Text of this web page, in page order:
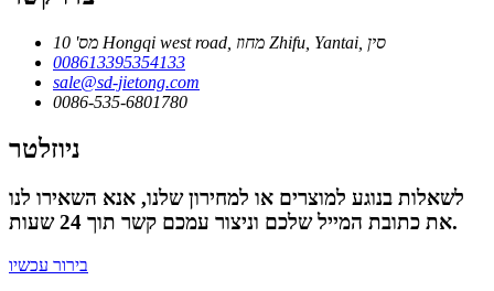
מס' 10 Hongqi west road, מחוז Zhifu, Yantai, סין
008613395354133
sale@sd-jietong.com
0086-535-6801780
ניוזלטר
לשאלות בנוגע למוצרים או למחירון שלנו, אנא השאירו לנו
את כתובת המייל שלכם וניצור עמכם קשר תוך 24 שעות.
בירור עכשיו